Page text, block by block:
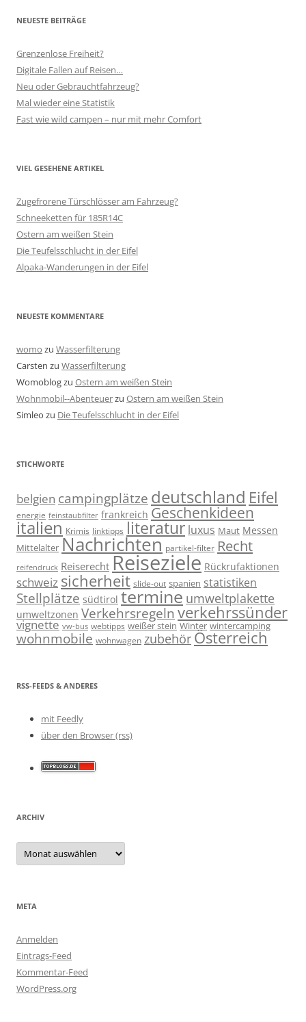
NEUESTE BEITRÄGE
Grenzenlose Freiheit?
Digitale Fallen auf Reisen…
Neu oder Gebrauchtfahrzeug?
Mal wieder eine Statistik
Fast wie wild campen – nur mit mehr Comfort
VIEL GESEHENE ARTIKEL
Zugefrorene Türschlösser am Fahrzeug?
Schneeketten für 185R14C
Ostern am weißen Stein
Die Teufelsschlucht in der Eifel
Alpaka-Wanderungen in der Eifel
NEUESTE KOMMENTARE
womo zu Wasserfilterung
Carsten zu Wasserfilterung
Womoblogzu Ostern am weißen Stein
Wohnmobil--Abenteuerzu Ostern am weißen Stein
Simleo zu Die Teufelsschlucht in der Eifel
STICHWORTE
belgien campingplätze deutschland Eifel
energie feinstaubfilter frankreich Geschenkideen
italien Krimis linktipps literatur luxus Maut Messen
Mittelalter Nachrichten partikel-filter Recht
reifendruck Reiserecht Reiseziele Rückrufaktionen
schweiz sicherheit slide-out spanien statistiken
Stellplätze südtirol termine umweltplakette
umweltzonen Verkehrsregeln verkehrssünder
vignette vw-bus webtipps weißer stein Winter wintercamping
wohnmobile wohnwagen zubehör Österreich
RSS-FEEDS & ANDERES
mit Feedly
über den Browser (rss)
ARCHIV
Archiv
META
Anmelden
Eintrags-Feed
Kommentar-Feed
WordPress.org